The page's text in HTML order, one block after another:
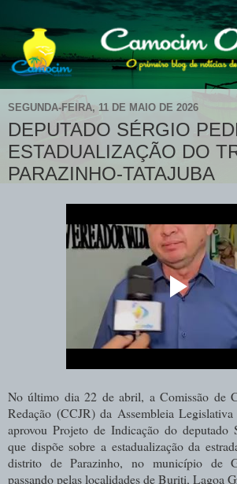
SEGUNDA-FEIRA, 11 DE MAIO DE 2026
DEPUTADO SÉRGIO
ESTADUALIZAÇÃO DO
PARAZINHO-TATAJUBA
No último dia 22 de abril, a Comissão de
Redação (CCJR) da Assembleia
aprovou Projeto de Indicação do deputado
que dispõe sobre a estadualização da
distrito de Parazinho, no município de
passando pelas localidades de Buriti, Lagoa